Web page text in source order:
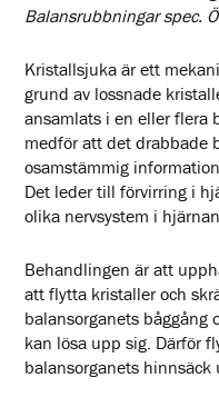
Balansrubbningar spec.
Kristallsjuka är ett
grund av lossnade
ansamlats i en eller flera
medför att det drabbade
osamstämmig
Det leder till förvirring i
olika nervsystem i hjärnan.
Behandlingen är att
att flytta kristaller och
balansorganets
kan lösa upp sig. Därför
balansorganets hinnsäck